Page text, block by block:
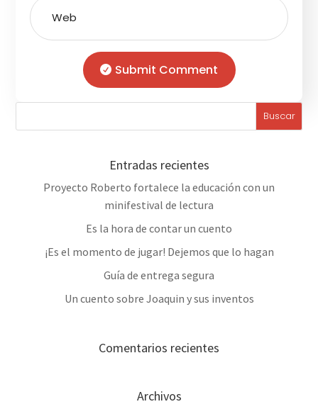
Submit Comment
Entradas recientes
Proyecto Roberto fortalece la educación con un
minifestival de lectura
Es la hora de contar un cuento
¡Es el momento de jugar! Dejemos que lo hagan
Guía de entrega segura
Un cuento sobre Joaquin y sus inventos
Comentarios recientes
Archivos